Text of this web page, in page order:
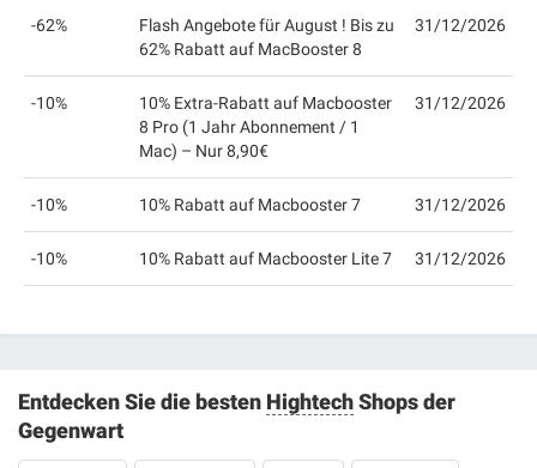
-62%
Flash Angebote für August ! Bis zu
62% Rabatt auf MacBooster 8
31/12/2026
-10%
10% Extra-Rabatt auf Macbooster
8 Pro (1 Jahr Abonnement / 1
Mac) – Nur 8,90€
31/12/2026
-10% 10% Rabatt auf Macbooster 7 31/12/2026
-10% 10% Rabatt auf Macbooster Lite 7 31/12/2026
Entdecken Sie die besten HightechShops der
Gegenwart